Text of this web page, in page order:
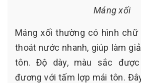
Máng xối
Máng xối thường có hình chữ
thoát nước nhanh, giúp làm
tôn. Độ dày, màu sắc
đương với tấm lợp mái tôn.